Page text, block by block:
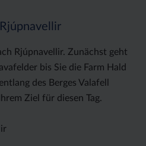
Rjúpnavellir. Zunächst geht
bis Sie die Farm Hald
des Berges Valafell
Ziel für diesen Tag.